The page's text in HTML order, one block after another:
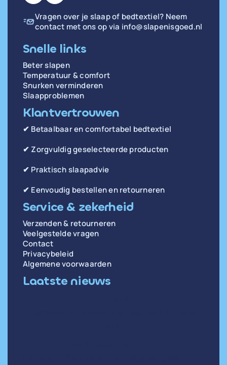
Vragen over je slaap of bedtextiel? Neem
contact met ons op via info@slapenisgoed.nl
Snelle links
Beter slapen
Temperatuur & comfort
Snurken verminderen
Slaapproblemen
Klantvertrouwen
✔ Betaalbaar en comfortabel bedtextiel
✔ Zorgvuldig geselecteerde producten
✔ Praktisch slaapadvie
✔ Eenvoudig bestellen en retourneren
Service & zekerheid
Verzenden & retourneren
Veelgestelde vragen
Contact
Privacybeleid
Algemene voorwaarden
Laatste nieuws